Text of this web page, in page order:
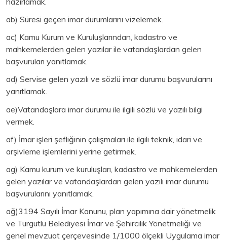
ab) Süresi geçen imar durumlarını vizelemek.
ac) Kamu Kurum ve Kuruluşlarından, kadastro ve
mahkemelerden gelen yazılar ile vatandaşlardan gelen
başvuruları yanıtlamak.
ad) Servise gelen yazılı ve sözlü imar durumu başvurularını
yanıtlamak.
ae)Vatandaşlara imar durumu ile ilgili sözlü ve yazılı bilgi
vermek.
af) İmar işleri şefliğinin çalışmaları ile ilgili teknik, idari ve
arşivleme işlemlerini yerine getirmek.
ag) Kamu kurum ve kuruluşları, kadastro ve mahkemelerden
gelen yazılar ve vatandaşlardan gelen yazılı imar durumu
başvurularını yanıtlamak.
ağ)3194 Sayılı İmar Kanunu, plan yapımına dair yönetmelik
ve Turgutlu Belediyesi İmar ve Şehircilik Yönetmeliği ve
genel mevzuat çerçevesinde 1/1000 ölçekli Uygulama imar